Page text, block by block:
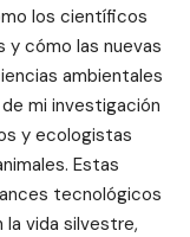
los científicos
cómo las nuevas
ambientales
mi investigación
y ecologistas
Estas
tecnológicos
la vida silvestre,